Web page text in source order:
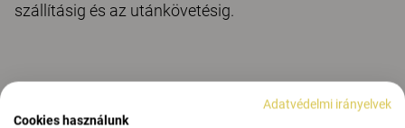
szállításig és az utánkövetésig.
Adatvédelmi irányelvek
Cookies használunk